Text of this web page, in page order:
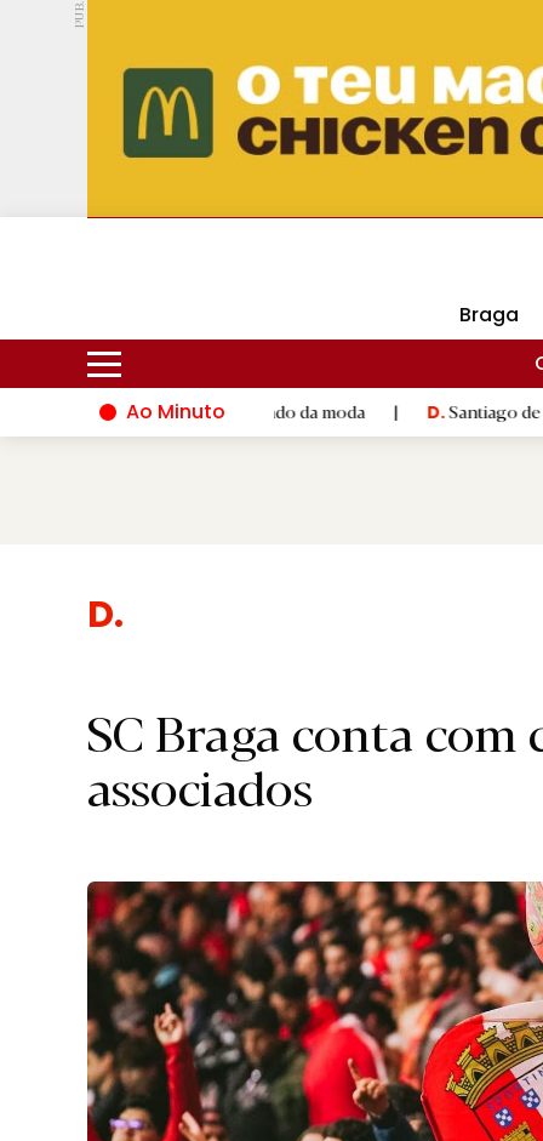
PUB.
Hoje 17ºC 30ºC DMtv
Braga
Ao Minuto
e à inovação do mundo da moda | D.Santiago de
Des
SC Braga conta
associados